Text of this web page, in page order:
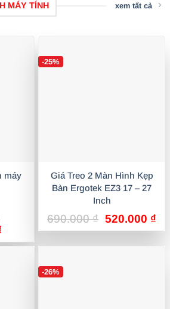
MÁY TÍNH xem tất cả
máy
Giá
hiện
1.390.000 ₫.
-25%
Giá Treo 2 Màn Hình Kẹp
Bàn Ergotek EZ3 17 – 27
Inch
690.000₫ Giá
gốc
520.000 ₫
-26%